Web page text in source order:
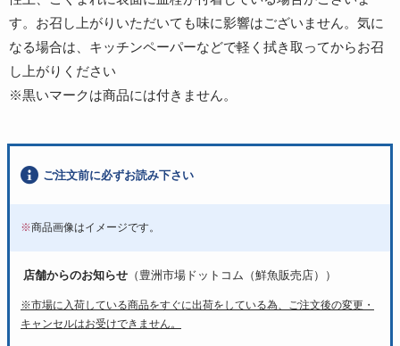
す。お召し上がりいただいても味に影響はございません。気に
なる場合は、キッチンペーパーなどで軽く拭き取ってからお召
し上がりください
※黒いマークは商品には付きません。
ご注文前に必ずお読み下さい
※商品画像はイメージです。
店舗からのお知らせ （豊洲市場ドットコム（鮮魚販売店））
※市場に入荷している商品をすぐに出荷をしている為、ご注文後の変更・
キャンセルはお受けできません。